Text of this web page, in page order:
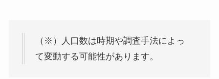
（※）人口数は時期や調査手法によっ
て変動する可能性があります。